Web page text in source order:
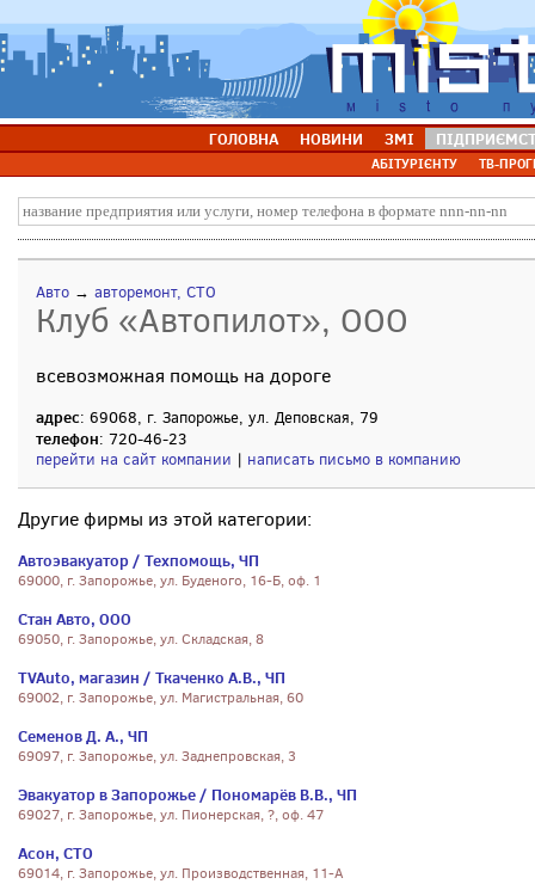
ГОЛОВНА НОВИНИ ЗМІ
АБІТУРІЄНТУ ТВ-
Авто → авторемонт, СТО
Клуб «Автопилот», ООО
всевозможная помощь на дороге
адрес: 69068, г. Запорожье, ул. Деповская, 79
телефон: 720-46-23
перейти на сайт компании | написать письмо в компанию
Другие фирмы из этой категории:
Автоэвакуатор / Техпомощь, ЧП
69000, г. Запорожье, ул. Буденого, 16-Б, оф. 1
Стан Авто, ООО
69050, г. Запорожье, ул. Складская, 8
TVAuto, магазин / Ткаченко А.В., ЧП
69002, г. Запорожье, ул. Магистральная, 60
Семенов Д. А., ЧП
69097, г. Запорожье, ул. Заднепровская, 3
Эвакуатор в Запорожье / Пономарёв В.В., ЧП
69027, г. Запорожье, ул. Пионерская, ?, оф. 47
Асон, СТО
69014, г. Запорожье, ул. Производственная, 11-А